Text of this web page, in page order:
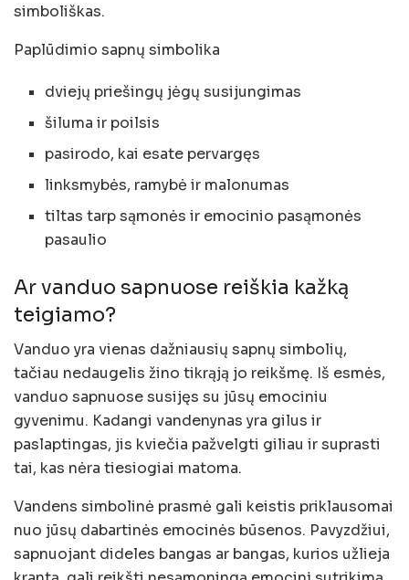
simboliškas.
Paplūdimio sapnų simbolika
dviejų priešingų jėgų susijungimas
šiluma ir poilsis
pasirodo, kai esate pervargęs
linksmybės, ramybė ir malonumas
tiltas tarp sąmonės ir emocinio pasąmonės
pasaulio
Ar vanduo sapnuose reiškia kažką
teigiamo?
Vanduo yra vienas dažniausių sapnų simbolių,
tačiau nedaugelis žino tikrąją jo reikšmę. Iš esmės,
vanduo sapnuose susijęs su jūsų emociniu
gyvenimu. Kadangi vandenynas yra gilus ir
paslaptingas, jis kviečia pažvelgti giliau ir suprasti
tai, kas nėra tiesiogiai matoma.
Vandens simbolinė prasmė gali keistis priklausomai
nuo jūsų dabartinės emocinės būsenos. Pavyzdžiui,
sapnuojant dideles bangas ar bangas, kurios užlieja